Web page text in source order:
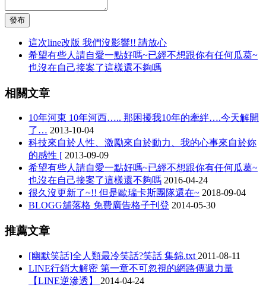
發布
這次line改版 我們沒影響!! 請放心
希望有些人請自愛一點好嗎~已經不想跟你有任何瓜葛~
也沒在自己接案了這樣還不夠嗎
相關文章
10年河東 10年河西….. 那困擾我10年的牽絆….今天解開
了… 2013-10-04
科技來自於人性、激勵來自於動力、我的心事來自於妳
的感性 [ 2013-09-09
希望有些人請自愛一點好嗎~已經不想跟你有任何瓜葛~
也沒在自己接案了這樣還不夠嗎 2016-04-24
很久沒更新了~!! 但是歐瑞卡斯團隊還在~ 2018-09-04
BLOGG舖落格 免費廣告格子刊登 2014-05-30
推薦文章
[幽默笑話]全人類最冷笑話?笑話 集錦.txt 2011-08-11
LINE行銷大解密 第一章不可忽視的網路傳遞力量
【LINE逆滲透】 2014-04-24